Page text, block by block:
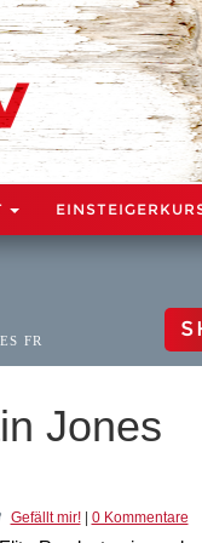
ES FR
Jones
Gefällt mir!| 0 Kommentare